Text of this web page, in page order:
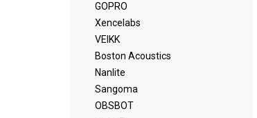
GOPRO
Xencelabs
VEIKK
Boston Acoustics
Nanlite
Sangoma
OBSBOT